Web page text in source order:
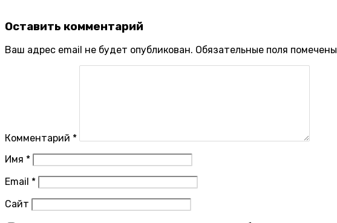
Оставить комментарий
Ваш адрес email не будет опубликован. Обязательные поля помечены
Комментарий *
Имя *
Email *
Сайт